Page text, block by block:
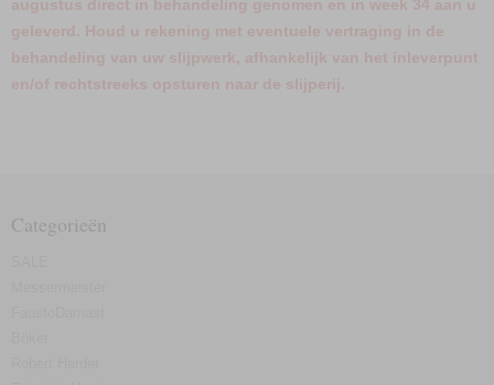
augustus direct in behandeling genomen en in week 34 aan u
geleverd. Houd u rekening met eventuele vertraging in de
behandeling van uw slijpwerk, afhankelijk van het inleverpunt
en/of rechtstreeks opsturen naar de slijperij.
Categorieën